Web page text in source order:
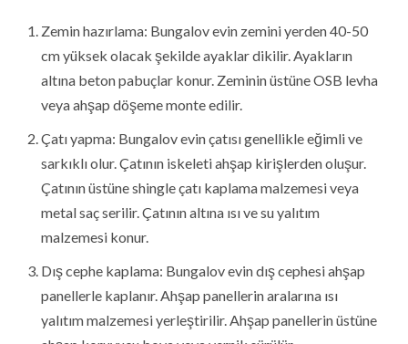
Zemin hazırlama: Bungalov evin zemini yerden 40-50
cm yüksek olacak şekilde ayaklar dikilir. Ayakların
altına beton pabuçlar konur. Zeminin üstüne OSB levha
veya ahşap döşeme monte edilir.
Çatı yapma: Bungalov evin çatısı genellikle eğimli ve
sarkıklı olur. Çatının iskeleti ahşap kirişlerden oluşur.
Çatının üstüne shingle çatı kaplama malzemesi veya
metal saç serilir. Çatının altına ısı ve su yalıtım
malzemesi konur.
Dış cephe kaplama: Bungalov evin dış cephesi ahşap
panellerle kaplanır. Ahşap panellerin aralarına ısı
yalıtım malzemesi yerleştirilir. Ahşap panellerin üstüne